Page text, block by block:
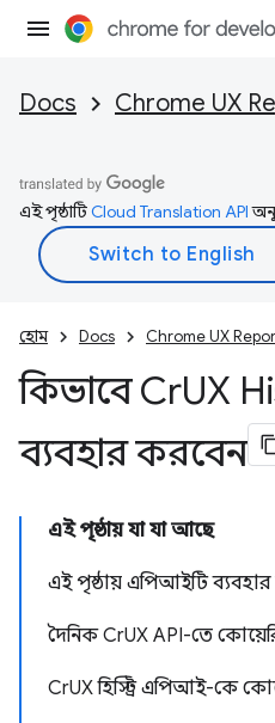
Docs Chrome UX
এই পৃষ্ঠাটিCloud Translation API
হোম Docs Chrome UX
কিভাবে CrUX
ব্যবহার করবেন
এই পৃষ্ঠায় যা যা আছে
এই পৃষ্ঠায় এপিআইটি
দৈনিক CrUX API-তে
CrUX হিস্ট্রি এপিআই-কে